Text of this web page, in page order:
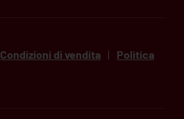
Condizioni di vendita |
Politica